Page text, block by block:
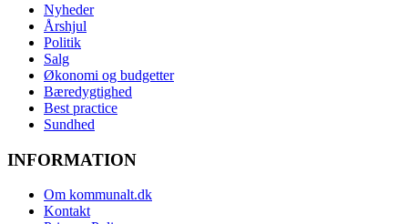
Nyheder
Årshjul
Politik
Salg
Økonomi og budgetter
Bæredygtighed
Best practice
Sundhed
INFORMATION
Om kommunalt.dk
Kontakt